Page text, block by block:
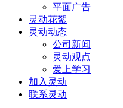
平面广告
灵动花絮
灵动动态
公司新闻
灵动观点
爱上学习
加入灵动
联系灵动